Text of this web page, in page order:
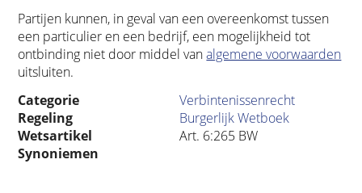
Partijen kunnen, in geval van een overeenkomst tussen
een particulier en een bedrijf, een mogelijkheid tot
ontbinding niet door middel vanalgemene voorwaarden
uitsluiten.
Categorie
Verbintenissenrecht
Regeling
Burgerlijk Wetboek
Wetsartikel
Art. 6:265 BW
Synoniemen